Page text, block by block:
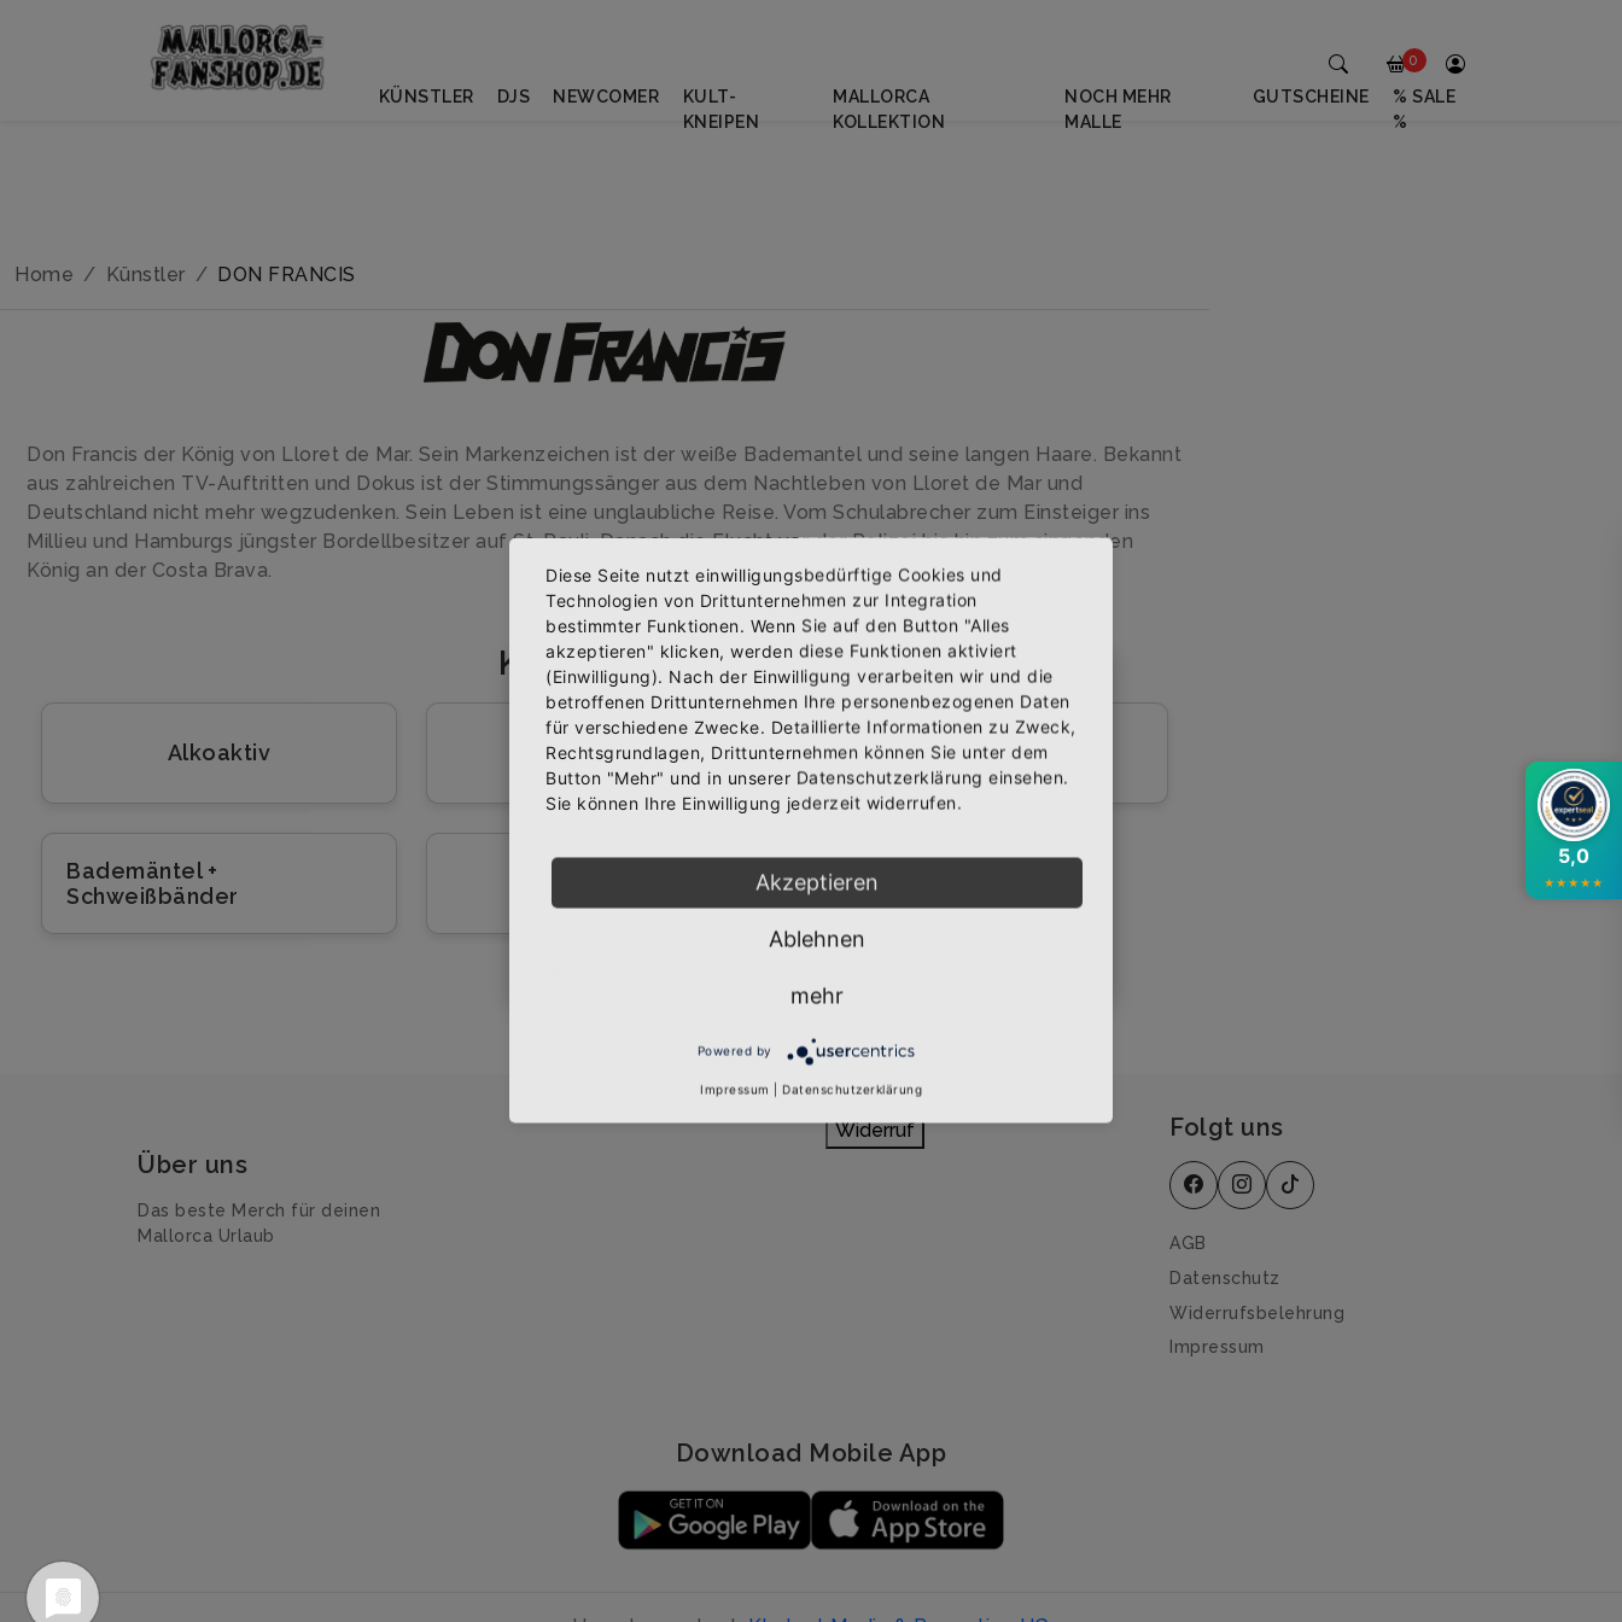
Home Künstler DON FRANCIS
Don Francis der König von Lloret de Mar. Sein Markenzeichen ist der weiße Bademantel und seine langen Haare. Bekannt
aus zahlreichen TV-Auftritten und Dokus ist der Stimmungssänger aus dem Nachtleben von Lloret de Mar und
Deutschland nicht mehr wegzudenken. Sein Leben ist eine unglaubliche Reise. Vom Schulabrecher zum Einsteiger ins
Millieu und Hamburgs jüngster Bordellbesitzer auf St. Pauli. Danach die Flucht vor der Polizei bis hin zum singenden
König an der Costa Brava.
Kollektionen
Alkoaktiv Logo
Let`s make Lloret great
again
Bademäntel +
Schweißbänder
Über uns
Das beste Merch für deinen
Mallorca Urlaub
Widerruf Folgt uns
AGB
Datenschutz
Widerrufsbelehrung
Impressum
Download Mobile App
Abonniere jetzt unseren Newsletter
Bekomme die aktuellsten News über neue Produkte und
zudem einen 10% Gutschein für deine nächste
Bestellung.
Abonnieren
0
KÜNSTLER DJS NEWCOMER
KULT-
KNEIPEN
MALLORCA
KOLLEKTION
NOCH MEHR
MALLE
GUTSCHEINE
% SALE
%
Diese Seite nutzt einwilligungsbedürftige Cookies und
Technologien von Drittunternehmen zur Integration
bestimmter Funktionen. Wenn Sie auf den Button "Alles
akzeptieren" klicken, werden diese Funktionen aktiviert
(Einwilligung). Nach der Einwilligung verarbeiten wir und die
betroffenen Drittunternehmen Ihre personenbezogenen Daten
für verschiedene Zwecke. Detaillierte Informationen zu Zweck,
Rechtsgrundlagen, Drittunternehmen können Sie unter dem
Button "Mehr" und in unserer Datenschutzerklärung einsehen.
Sie können Ihre Einwilligung jederzeit widerrufen.
Akzeptieren
Ablehnen
mehr
Powered by
Impressum Datenschutzerklärung
5,0
★★★★★